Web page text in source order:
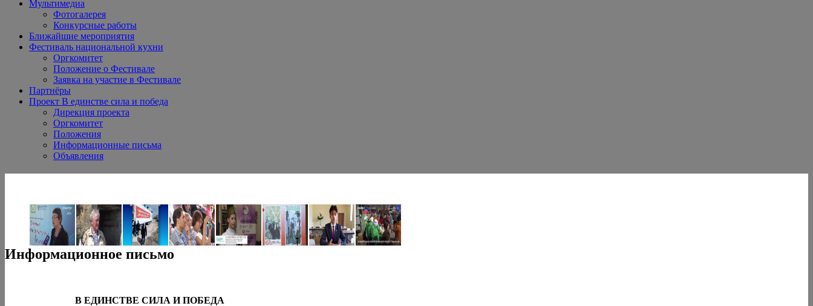
Мультимедиа
Фотогалерея
Конкурсные работы
Ближайшие мероприятия
Фестиваль национальной кухни
Оргкомитет
Положение о Фестивале
Заявка на участие в Фестивале
Партнёры
Проект В единстве сила и победа
Дирекция проекта
Оргкомитет
Положения
Информационные письма
Объявления
Информационное письмо
В ЕДИНСТВЕ СИЛА И ПОБЕДА